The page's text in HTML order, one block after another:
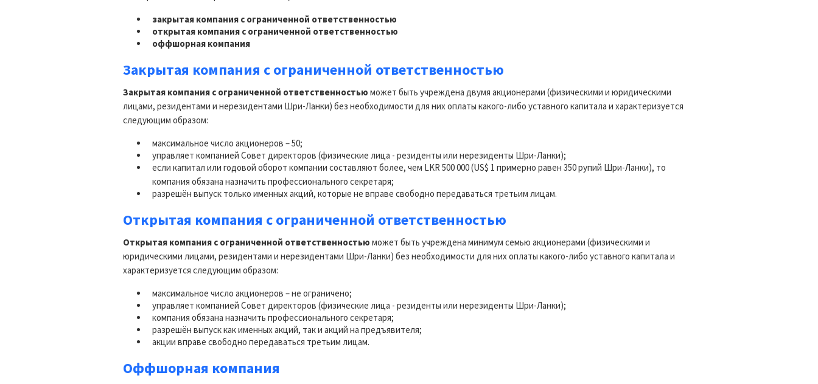
закрытая компания с ограниченной ответственностью
открытая компания с ограниченной ответственностью
оффшорная компания
Закрытая компания с ограниченной ответственностью
Закрытая компания с ограниченной ответственностью может быть учреждена двумя акционерами (физическими и юридическими
лицами, резидентами и нерезидентами Шри-Ланки) без необходимости для них оплаты какого-либо уставного капитала и характеризуется
следующим образом:
максимальное число акционеров – 50;
управляет компанией Совет директоров (физические лица - резиденты или нерезиденты Шри-Ланки);
если капитал или годовой оборот компании составляют более, чем LKR 500 000 (US$ 1 примерно равен 350 рупий Шри-Ланки), то
компания обязана назначить профессионального секретаря;
разрешён выпуск только именных акций, которые не вправе свободно передаваться третьим лицам.
Открытая компания с ограниченной ответственностью
Открытая компания с ограниченной ответственностью может быть учреждена минимум семью акционерами (физическими и
юридическими лицами, резидентами и нерезидентами Шри-Ланки) без необходимости для них оплаты какого-либо уставного капитала и
характеризуется следующим образом:
максимальное число акционеров – не ограничено;
управляет компанией Совет директоров (физические лица - резиденты или нерезиденты Шри-Ланки);
компания обязана назначить профессионального секретаря;
разрешён выпуск как именных акций, так и акций на предъявителя;
акции вправе свободно передаваться третьим лицам.
Оффшорная компания